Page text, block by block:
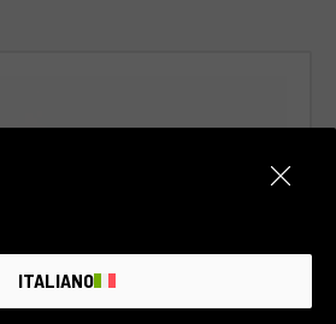
ITALIANO